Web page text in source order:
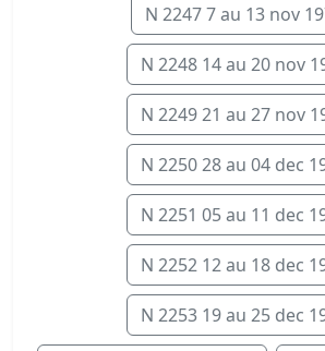
N 2247 7 au 13 nov
N 2248 14 au 20 nov
N 2249 21 au 27 nov
N 2250 28 au 04 dec
N 2251 05 au 11 dec
N 2252 12 au 18 dec
N 2253 19 au 25 dec